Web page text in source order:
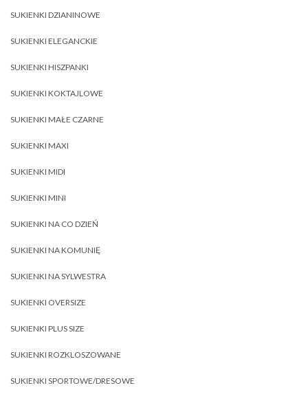
SUKIENKI DZIANINOWE
SUKIENKI ELEGANCKIE
SUKIENKI HISZPANKI
SUKIENKI KOKTAJLOWE
SUKIENKI MAŁE CZARNE
SUKIENKI MAXI
SUKIENKI MIDI
SUKIENKI MINI
SUKIENKI NA CO DZIEŃ
SUKIENKI NA KOMUNIĘ
SUKIENKI NA SYLWESTRA
SUKIENKI OVERSIZE
SUKIENKI PLUS SIZE
SUKIENKI ROZKLOSZOWANE
SUKIENKI SPORTOWE/DRESOWE